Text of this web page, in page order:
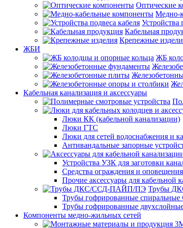
Оптические
Медно-
Устройства
Кабельная
Крепежные
ЖБИ
ЖБ
Кабельная канализация и аксессуары
Люки КК (кабельной канализации)
Люки ГТС
Люки для сетей водоснабжения и
Антивандальные запорные
Устройства УЗК для заготовки
Средства ограждения и оповещения
Прочие аксессуары для кабельной
Трубы
Трубы гофрированные
Трубы гофрированные
Компоненты медно-жильных сетей